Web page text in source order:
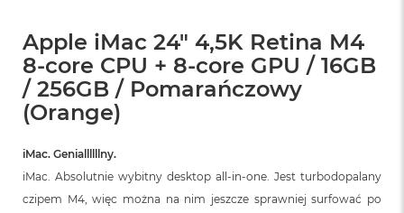
Apple iMac 24" 4,5K Retina M4
8-core CPU + 8-core GPU / 16GB
/ 256GB / Pomarańczowy
(Orange)
iMac. Geniallllllny.
iMac. Absolutnie wybitny desktop all‑in‑one. Jest turbodopalany
czipem M4, więc można na nim jeszcze sprawniej surfować po